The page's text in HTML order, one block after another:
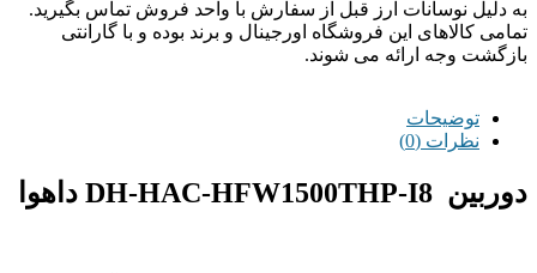
به دلیل نوسانات ارز قبل از سفارش با واحد فروش تماس بگیرید.
تمامی کالاهای این فروشگاه اورجینال و برند بوده و با گارانتی
بازگشت وجه ارائه می شوند.
توضیحات
نظرات (0)
دوربین DH-HAC-HFW1500THP-I8 داهوا